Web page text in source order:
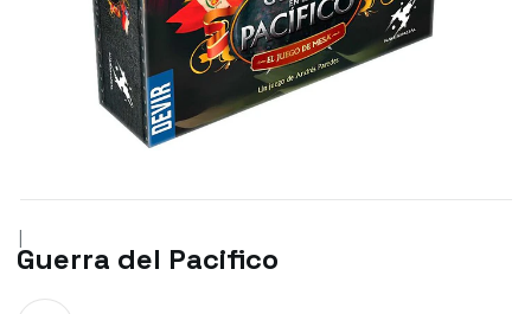
|
Guerra del Pacifico